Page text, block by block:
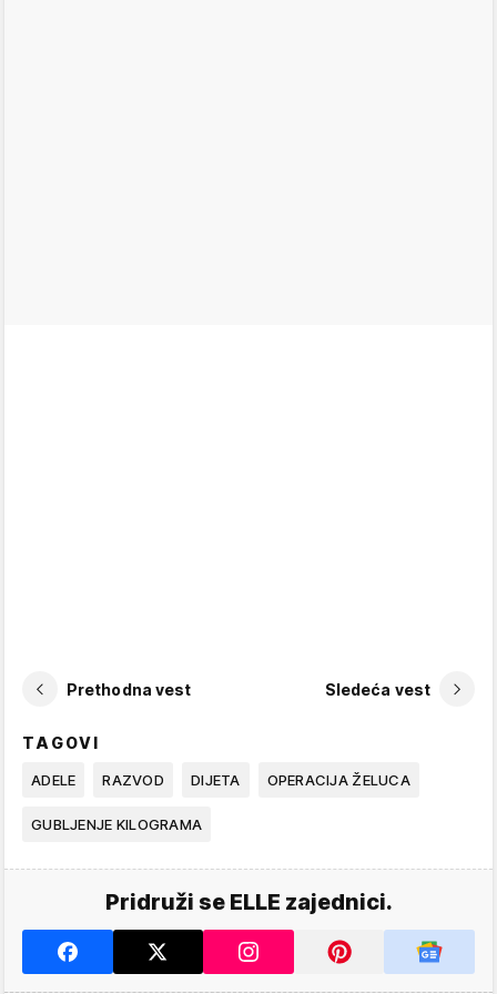
Prethodna vest Sledeća vest
TAGOVI
ADELE RAZVOD DIJETA OPERACIJA ŽELUCA
GUBLJENJE KILOGRAMA
Pridruži se ELLE zajednici.